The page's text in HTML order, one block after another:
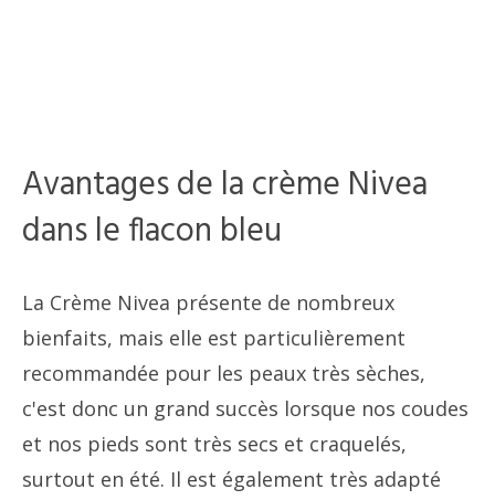
Avantages de la crème Nivea
dans le flacon bleu
La Crème Nivea présente de nombreux
bienfaits, mais elle est particulièrement
recommandée pour les peaux très sèches,
c'est donc un grand succès lorsque nos coudes
et nos pieds sont très secs et craquelés,
surtout en été. Il est également très adapté